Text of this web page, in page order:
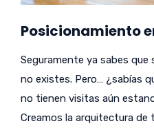
Posicionamiento
Seguramente ya sabes
no existes. Pero… ¿sabías
no tienen visitas aún
Creamos la arquitectura de